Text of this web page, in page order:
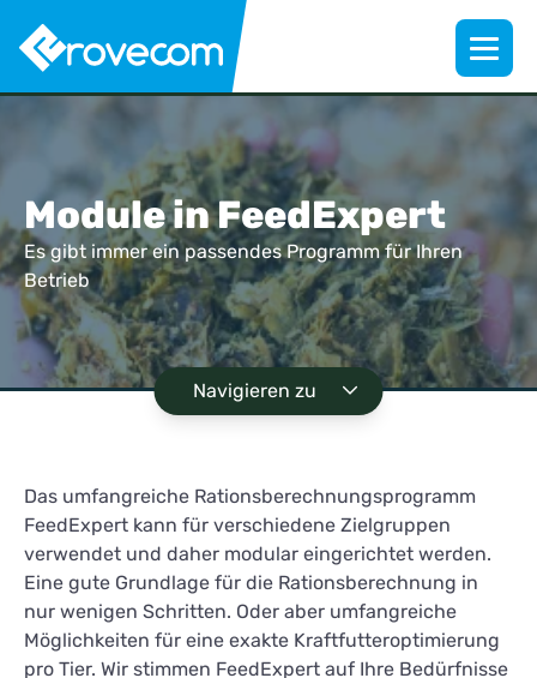
Module in FeedExpert
Es gibt immer ein passendes Programm für Ihren
Betrieb
Navigieren zu
Das umfangreiche Rationsberechnungsprogramm
FeedExpert kann für verschiedene Zielgruppen
verwendet und daher modular eingerichtet werden.
Eine gute Grundlage für die Rationsberechnung in
nur wenigen Schritten. Oder aber umfangreiche
Möglichkeiten für eine exakte Kraftfutteroptimierung
pro Tier. Wir stimmen FeedExpert auf Ihre Bedürfnisse